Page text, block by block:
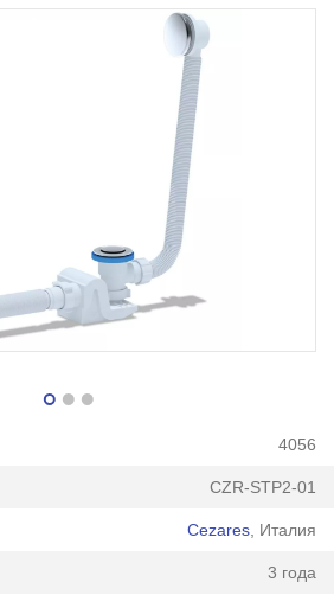
4056
CZR-STP2-01
Cezares , Италия
3 года